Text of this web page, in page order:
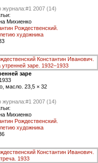
журнала:#1 2007 (14)
Михиенко
Рождественский.
художника
заре
масло. 23,5 × 32
журнала:#1 2007 (14)
Михиенко
Рождественский.
художника